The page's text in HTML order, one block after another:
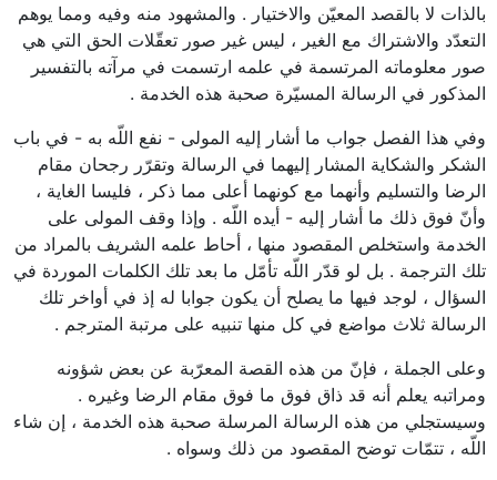
بالذات لا بالقصد المعيّن والاختيار . والمشهود منه وفيه ومما يوهم
التعدّد والاشتراك مع الغير ، ليس غير صور تعقّلات الحق التي هي
صور معلوماته المرتسمة في علمه ارتسمت في مرآته بالتفسير
المذكور في الرسالة المسيّرة صحبة هذه الخدمة .
وفي هذا الفصل جواب ما أشار إليه المولى - نفع اللّه به - في باب
الشكر والشكاية المشار إليهما في الرسالة وتقرّر رجحان مقام
الرضا والتسليم وأنهما مع كونهما أعلى مما ذكر ، فليسا الغاية ،
وأنّ فوق ذلك ما أشار إليه - أيده اللّه . وإذا وقف المولى على
الخدمة واستخلص المقصود منها ، أحاط علمه الشريف بالمراد من
تلك الترجمة . بل لو قدّر اللّه تأمّل ما بعد تلك الكلمات الموردة في
السؤال ، لوجد فيها ما يصلح أن يكون جوابا له إذ في أواخر تلك
الرسالة ثلاث مواضع في كل منها تنبيه على مرتبة المترجم .
وعلى الجملة ، فإنّ من هذه القصة المعرّبة عن بعض شؤونه
ومراتبه يعلم أنه قد ذاق فوق ما فوق مقام الرضا وغيره .
وسيستجلي من هذه الرسالة المرسلة صحبة هذه الخدمة ، إن شاء
اللّه ، تتمّات توضح المقصود من ذلك وسواه .